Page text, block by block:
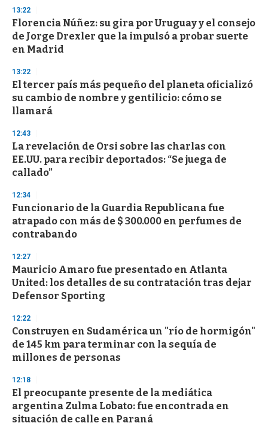
3
s
e
c
o
d
s
13:22
Florencia Núñez: su gira por Uruguay y el consejo
de Jorge Drexler que la impulsó a probar suerte
en Madrid
13:22
El tercer país más pequeño del planeta oficializó
su cambio de nombre y gentilicio: cómo se
llamará
12:43
La revelación de Orsi sobre las charlas con
EE.UU. para recibir deportados: “Se juega de
callado”
12:34
Funcionario de la Guardia Republicana fue
atrapado con más de $ 300.000 en perfumes de
contrabando
12:27
Mauricio Amaro fue presentado en Atlanta
United: los detalles de su contratación tras dejar
Defensor Sporting
12:22
Construyen en Sudamérica un "río de hormigón"
de 145 km para terminar con la sequía de
millones de personas
12:18
El preocupante presente de la mediática
argentina Zulma Lobato: fue encontrada en
situación de calle en Paraná